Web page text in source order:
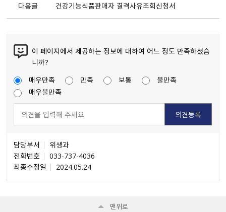
다음글 건강기능식품판매자 결격사유조회신청서
이 페이지에서 제공하는 정보에 대하여 어느 정도 만족하셨습
니까?
매우만족
만족 보통
불만족
매우불만족
담당부서
위생과
전화번호
033-737-4036
최종수정일
2024.05.24
맨위로